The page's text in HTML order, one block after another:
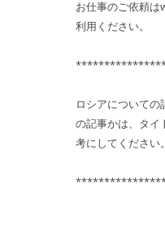
お仕事のご依頼
利用ください。
ロシアについての
の記事かは、タイ
考にしてください。